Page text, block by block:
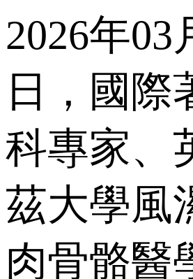
2026年03
日，國際
科專家、
茲大學風
肉骨骼醫